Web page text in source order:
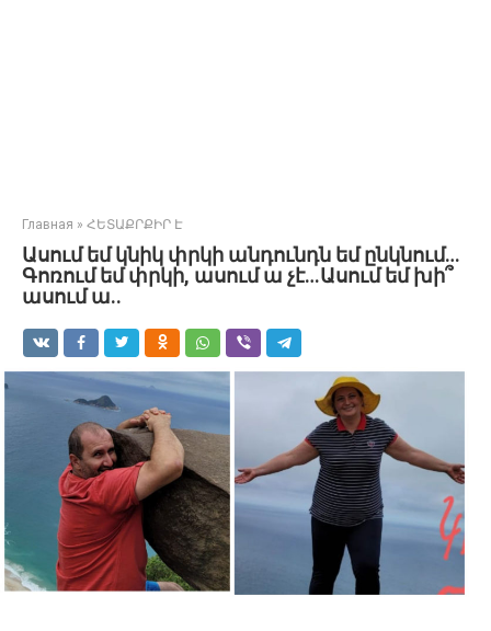
Главная » ՀԵՏԱՔՐՔԻՐ Է
Ասում եմ կնիկ փրկի անդունդն եմ ընկնում…
Գոռում եմ փրկի, ասում ա չէ…Ասում եմ խի՞
ասում ա..